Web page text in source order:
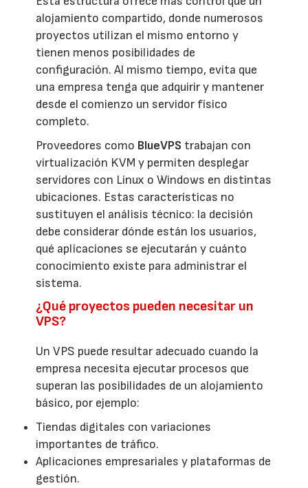
alojamiento compartido, donde numerosos
proyectos utilizan el mismo entorno y
tienen menos posibilidades de
configuración. Al mismo tiempo, evita que
una empresa tenga que adquirir y mantener
desde el comienzo un servidor físico
completo.
Proveedores como BlueVPS trabajan con
virtualización KVM y permiten desplegar
servidores con Linux o Windows en distintas
ubicaciones. Estas características no
sustituyen el análisis técnico: la decisión
debe considerar dónde están los usuarios,
qué aplicaciones se ejecutarán y cuánto
conocimiento existe para administrar el
sistema.
¿Qué proyectos pueden necesitar un
VPS?
Un VPS puede resultar adecuado cuando la
empresa necesita ejecutar procesos que
superan las posibilidades de un alojamiento
básico, por ejemplo:
Tiendas digitales con variaciones
importantes de tráfico.
Aplicaciones empresariales y plataformas de
gestión.